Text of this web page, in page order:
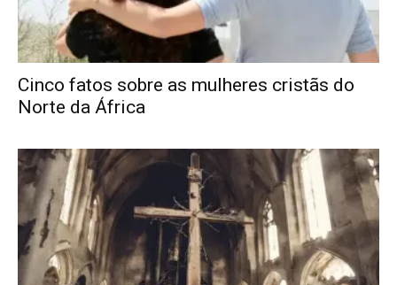
Cinco fatos sobre as mulheres cristãs do
Norte da África